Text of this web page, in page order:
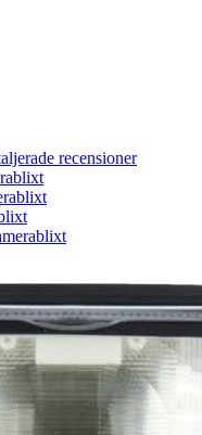
recensioner